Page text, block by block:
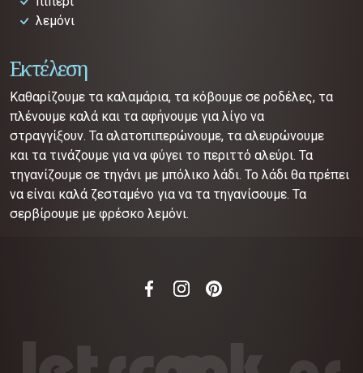
λεμόνι
Εκτέλεση
Καθαρίζουμε τα καλαμάρια, τα κόβουμε σε ροδέλες, τα
πλένουμε καλά και τα αφήνουμε για λίγο να
στραγγίξουν. Τα αλατοπιπερώνουμε, τα αλευρώνουμε
και τα τινάζουμε για να φύγει το περιττό αλεύρι. Τα
τηγανίζουμε σε τηγάνι με μπόλικο λάδι. Το λάδι θα πρέπει
να είναι καλά ζεσταμένο για να τα τηγανίσουμε. Τα
σερβίρουμε με φρέσκο λεμόνι.